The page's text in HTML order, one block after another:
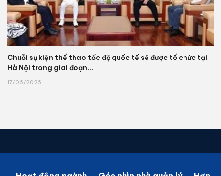
Chuỗi sự kiện thể thao tốc độ quốc tế sẽ được tổ chức tại
Hà Nội trong giai đoạn...
17/06/2026